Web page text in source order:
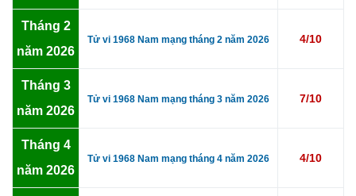
Tháng 2
năm 2026
Tử vi 1968 Nam mạng tháng 2 năm 2026 4/10
Tháng 3
năm 2026
Tử vi 1968 Nam mạng tháng 3 năm 2026 7/10
Tháng 4
năm 2026
Tử vi 1968 Nam mạng tháng 4 năm 2026 4/10